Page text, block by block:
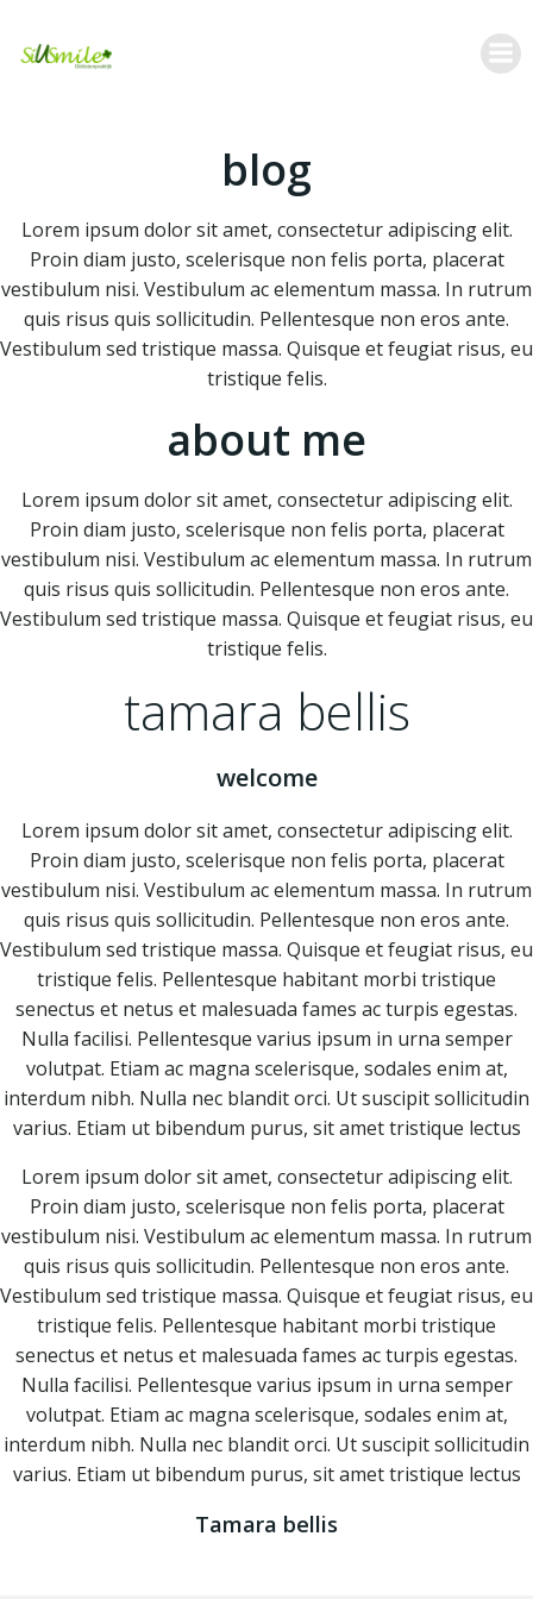
blog
Lorem ipsum dolor sit amet, consectetur adipiscing elit.
Proin diam justo, scelerisque non felis porta, placerat
vestibulum nisi. Vestibulum ac elementum massa. In rutrum
quis risus quis sollicitudin. Pellentesque non eros ante.
Vestibulum sed tristique massa. Quisque et feugiat risus, eu
tristique felis.
about me
Lorem ipsum dolor sit amet, consectetur adipiscing elit.
Proin diam justo, scelerisque non felis porta, placerat
vestibulum nisi. Vestibulum ac elementum massa. In rutrum
quis risus quis sollicitudin. Pellentesque non eros ante.
Vestibulum sed tristique massa. Quisque et feugiat risus, eu
tristique felis.
tamara bellis
welcome
Lorem ipsum dolor sit amet, consectetur adipiscing elit.
Proin diam justo, scelerisque non felis porta, placerat
vestibulum nisi. Vestibulum ac elementum massa. In rutrum
quis risus quis sollicitudin. Pellentesque non eros ante.
Vestibulum sed tristique massa. Quisque et feugiat risus, eu
tristique felis. Pellentesque habitant morbi tristique
senectus et netus et malesuada fames ac turpis egestas.
Nulla facilisi. Pellentesque varius ipsum in urna semper
volutpat. Etiam ac magna scelerisque, sodales enim at,
interdum nibh. Nulla nec blandit orci. Ut suscipit sollicitudin
varius. Etiam ut bibendum purus, sit amet tristique lectus
Lorem ipsum dolor sit amet, consectetur adipiscing elit.
Proin diam justo, scelerisque non felis porta, placerat
vestibulum nisi. Vestibulum ac elementum massa. In rutrum
quis risus quis sollicitudin. Pellentesque non eros ante.
Vestibulum sed tristique massa. Quisque et feugiat risus, eu
tristique felis. Pellentesque habitant morbi tristique
senectus et netus et malesuada fames ac turpis egestas.
Nulla facilisi. Pellentesque varius ipsum in urna semper
volutpat. Etiam ac magna scelerisque, sodales enim at,
interdum nibh. Nulla nec blandit orci. Ut suscipit sollicitudin
varius. Etiam ut bibendum purus, sit amet tristique lectus
Tamara bellis